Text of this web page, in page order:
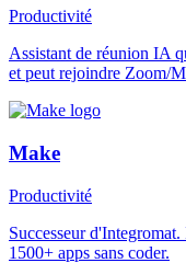
Productivité
Assistant de réunion IA
et peut rejoindre Zoom/
Make
Productivité
Successeur
1500+ apps sans coder.